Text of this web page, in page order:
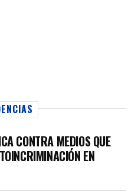
CONTRA MEDIOS QUE
EN